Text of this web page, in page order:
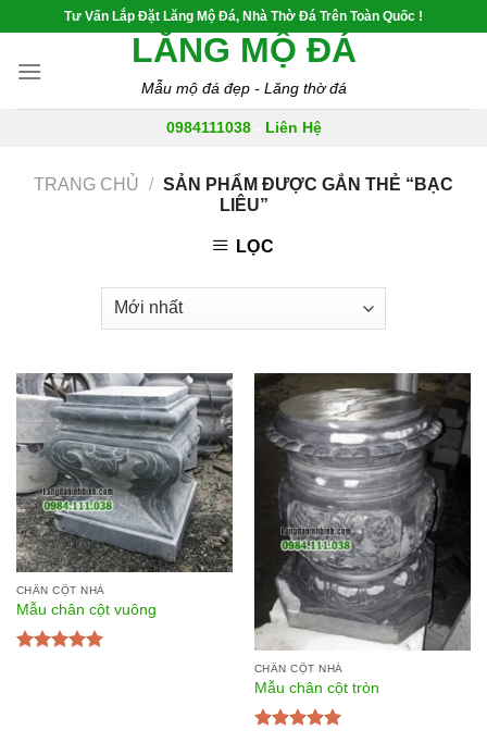
content
Tư Vấn Lắp Đặt Lăng Mộ Đá, Nhà Thờ Đá Trên Toàn Quốc !
LĂNG MỘ ĐÁ
Mẫu mộ đá đẹp - Lăng thờ đá
0984111038- Liên Hệ
TRANG CHỦ / SẢN PHẨM ĐƯỢC GẮN THẺ “BẠC
LIÊU”
LỌC
CHÂN CỘT NHÀ
Mẫu chân cột vuông
CHÂN CỘT NHÀ
Mẫu chân cột tròn